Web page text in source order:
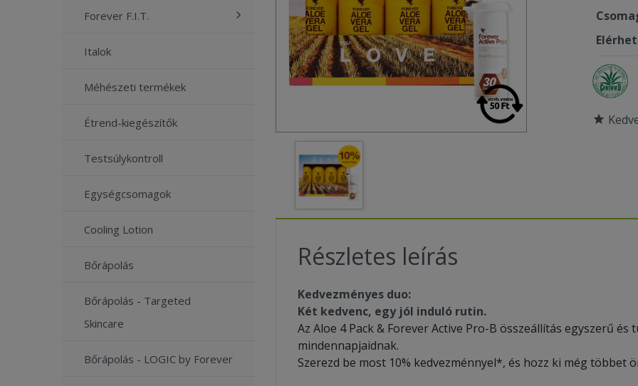
Forever F.I.T.
Italok
Méhészeti termékek
Étrend-kiegészítők
Testsúlykontroll
Egységcsomagok
Cooling Lotion
Bőrápolás
Bőrápolás - Targeted
Skincare
Bőrápolás - LOGIC by Forever
Részletes leírás
Kedvezményes duo:
Két kedvenc, egy jól induló rutin.
Az Aloe 4 Pack & Forever Active Pro-B összeállítás egyszerű
mindennapjaidnak.
Szerezd be most 10% kedvezménnyel*, és hozz ki még többet